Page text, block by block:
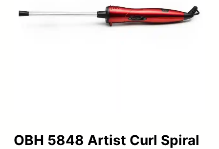
OBH 5848 Artist Curl Spiral